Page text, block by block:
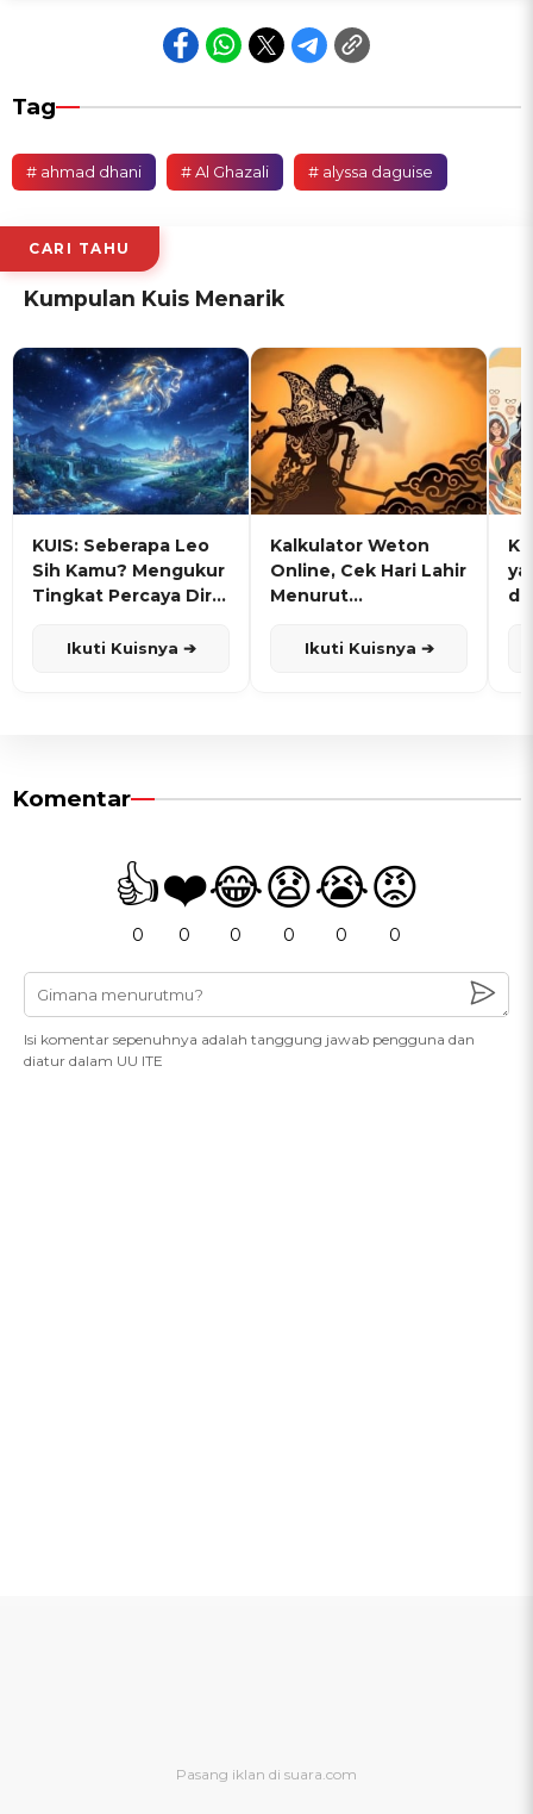
Tag
# ahmad dhani # Al Ghazali # alyssa daguise
CARI TAHU
Kumpulan Kuis Menarik
KUIS: Seberapa Leo
Sih Kamu? Mengukur
Tingkat Percaya Diri
Ikuti Kuisnya ➔
Kalkulator Weton
Online, Cek Hari Lahir
Menurut
Ikuti Kuisnya ➔
Komentar
👍
0
❤️
0
😂
0
😧
0
😭
0
😡
0
Isi komentar sepenuhnya adalah tanggung jawab pengguna dan
diatur dalam UU ITE